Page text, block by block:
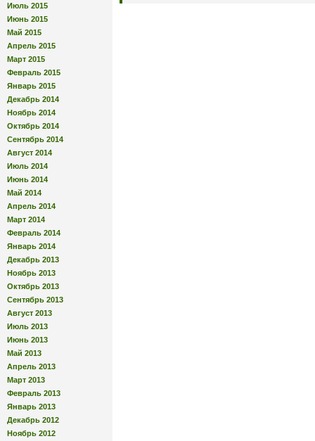
Июль 2015
Июнь 2015
Май 2015
Апрель 2015
Март 2015
Февраль 2015
Январь 2015
Декабрь 2014
Ноябрь 2014
Октябрь 2014
Сентябрь 2014
Август 2014
Июль 2014
Июнь 2014
Май 2014
Апрель 2014
Март 2014
Февраль 2014
Январь 2014
Декабрь 2013
Ноябрь 2013
Октябрь 2013
Сентябрь 2013
Август 2013
Июль 2013
Июнь 2013
Май 2013
Апрель 2013
Март 2013
Февраль 2013
Январь 2013
Декабрь 2012
Ноябрь 2012